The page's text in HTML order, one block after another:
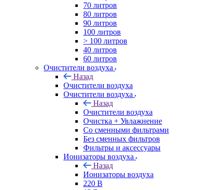
70 литров
80 литров
90 литров
100 литров
> 100 литров
40 литров
60 литров
Очистители воздуха
Назад
Очистители воздуха
Очистители воздуха
Назад
Очистители воздуха
Очистка + Увлажнение
Cо сменными фильтрами
Без сменных фильтров
Фильтры и аксессуары
Ионизаторы воздуха
Назад
Ионизаторы воздуха
220 В